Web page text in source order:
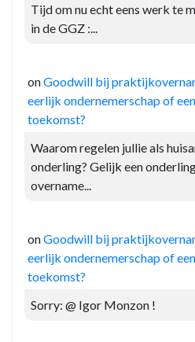
Tijd om nu echt eens werk te
in de GGZ :...
onGoodwill bij
eerlijk ondernemerschap of
toekomst?
Waarom regelen jullie als
onderling? Gelijk een
overname...
onGoodwill bij
eerlijk ondernemerschap of
toekomst?
Sorry: @ Igor Monzon !